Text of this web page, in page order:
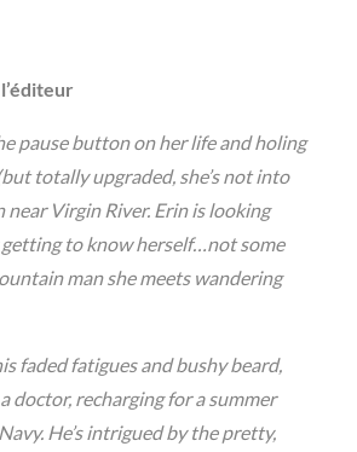
pause button on her life and holing
totally upgraded, she’s not into
near Virgin River. Erin is looking
to know herself…not some
man she meets wandering
faded fatigues and bushy beard,
doctor, recharging for a summer
He’s intrigued by the pretty,